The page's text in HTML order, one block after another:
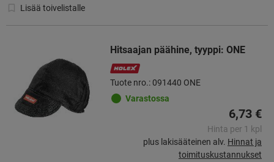
Lisää toivelistalle
Hitsaajan päähine, tyyppi: ONE
Tuote nro.: 091440 ONE
Varastossa
6,73 €
Hinta per 1 kpl
plus lakisääteinen alv. Hinnat ja
toimituskustannukset